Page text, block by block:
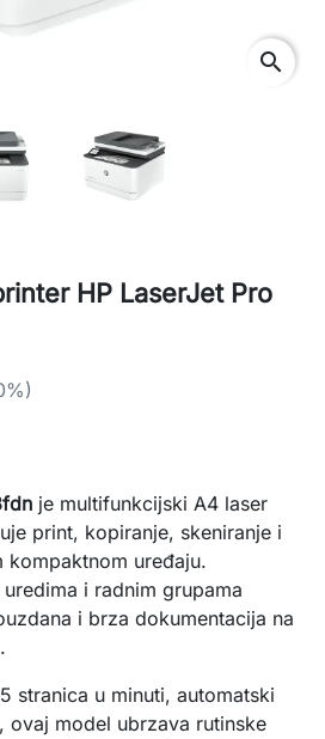
search
HP LaserJet Pro
je multifunkcijski A4 laser
print, kopiranje, skeniranje i
kompaktnom uređaju.
i radnim grupama
i brza dokumentacija na
stranica u minuti, automatski
ovaj model ubrzava rutinske